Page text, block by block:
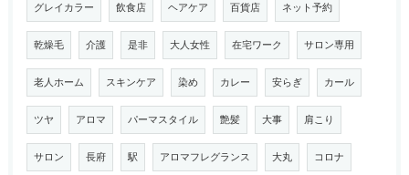
グレイカラー 飲食店 ヘアケア 百貨店 ネット予約
乾燥毛 介護 是非 大人女性 在宅ワーク サロン専用
老人ホーム スキンケア 染め カレー 安らぎ カール
ツヤ アロマ パーマスタイル 艶髪 大事 肩こり
サロン 長府 駅 アロマフレグランス 大丸 コロナ